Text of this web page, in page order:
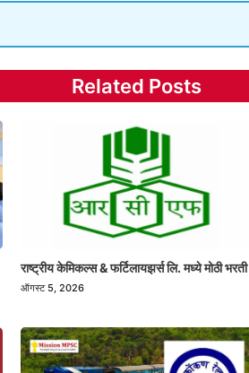
Related Posts
राष्ट्रीय केमिकल्स & फर्टिलायझर्स लि. मध्ये मोठी भरती
ऑगस्ट 5, 2026